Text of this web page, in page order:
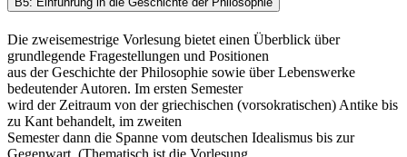
Die zweisemestrige Vorlesung bietet einen Überblick über
grundlegende Fragestellungen und Positionen
aus der Geschichte der Philosophie sowie über Lebenswerke
bedeutender Autoren. Im ersten Semester
wird der Zeitraum von der griechischen (vorsokratischen) Antike bis
zu Kant behandelt, im zweiten
Semester dann die Spanne vom deutschen Idealismus bis zur
Gegenwart. (Thematisch ist die Vorlesung